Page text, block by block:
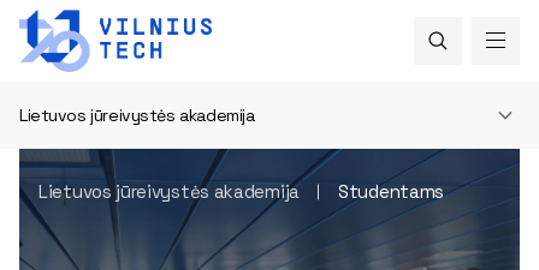
Lietuvos jūreivystės akademija
Lietuvos jūreivystės akademija Studentams